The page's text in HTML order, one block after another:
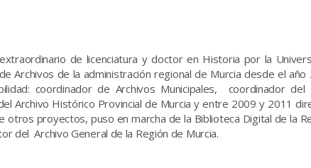
de licenciatura y doctor en Historia por la
Archivos de la administración regional de Murcia desde el año
coordinador de Archivos Municipales, coordinador del
Archivo Histórico Provincial de Murcia y entre 2009 y 2011
otros proyectos, puso en marcha de la Biblioteca Digital de la
del Archivo General de la Región de Murcia.